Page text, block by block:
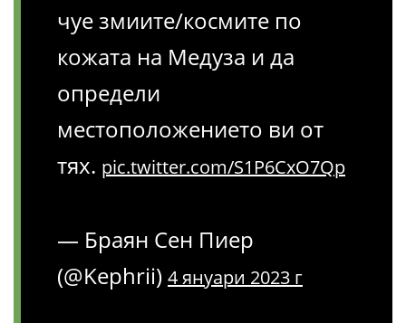
чуе змиите/космите по
кожата на Медуза и да
определи
местоположението ви от
тях. pic.twitter.com/S1P6CxO7Qp
— Браян Сен Пиер
(@Kephrii) 4 януари 2023 г